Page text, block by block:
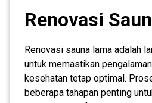
Renovasi
Renovasi sauna lama adalah
untuk memastikan
kesehatan tetap optimal.
beberapa tahapan penting